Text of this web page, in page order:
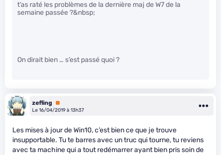
t’as raté les problèmes de la dernière maj de W7 de la
semaine passée ?&nbsp;
On dirait bien … s’est passé quoi ?
zefling
Premium
Le 16/04/2019 à 13h37
Les mises à jour de Win10, c’est bien ce que je trouve
insupportable. Tu te barres avec un truc qui tourne, tu reviens
avec ta machine qui a tout redémarrer ayant bien pris soin de